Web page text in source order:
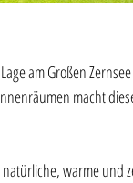
am Großen
macht
warme und